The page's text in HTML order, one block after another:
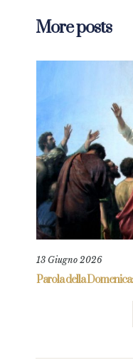
More posts
13 Giugno 2026
Parola della